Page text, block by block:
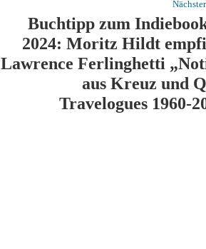
Buchtipp zum
2024: Moritz Hildt
Lawrence Ferlinghetti
aus Kreuz und
Travelogues 1960-